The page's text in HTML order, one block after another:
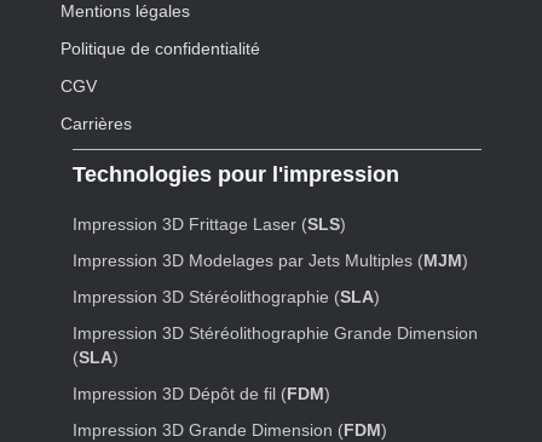
Mentions légales
Politique de confidentialité
CGV
Carrières
Technologies pour l'impression
Impression 3D Frittage Laser (SLS)
Impression 3D Modelages par Jets Multiples (MJM)
Impression 3D Stéréolithographie (SLA)
Impression 3D Stéréolithographie Grande Dimension
(SLA)
Impression 3D Dépôt de fil (FDM)
Impression 3D Grande Dimension (FDM)